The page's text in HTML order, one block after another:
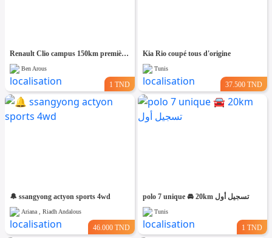
Renault Clio campus 150km première main
Ben Arous
1 TND
Kia Rio coupé tous d'origine
Tunis
37.500 TND
🔔 ssangyong actyon sports 4wd
Ariana , Riadh Andalous
46.000 TND
polo 7 unique 🚘 20km تسجيل أول
Tunis
1 TND